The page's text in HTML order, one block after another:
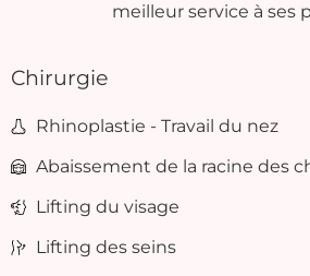
meilleur service à ses
Chirurgie
Rhinoplastie - Travail du nez
Abaissement de la racine des
Lifting du visage
Lifting des seins